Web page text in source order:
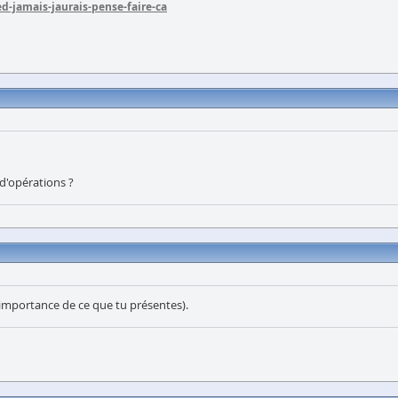
jamais-jaurais-pense-faire-ca
?
de ce que tu présentes).